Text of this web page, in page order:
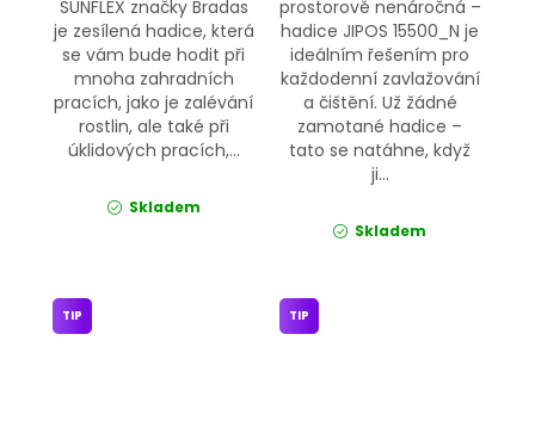
SUNFLEX značky Bradas
je zesílená hadice, která
se vám bude hodit při
mnoha zahradních
pracích, jako je zalévání
rostlin, ale také při
úklidových pracích,...
Skladem
prostorově nenáročná –
hadice JIPOS 15500_N je
ideálním řešením pro
každodenní zavlažování
a čištění. Už žádné
zamotané hadice –
tato se natáhne, když
ji...
Skladem
TIP TIP